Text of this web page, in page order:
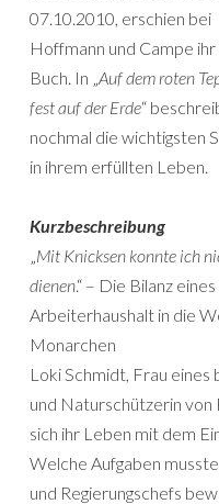
07.10.2010, erschien bei
Hoffmann und Campe
Buch. In „Auf dem roten
fest auf der Erde“
nochmal die wichtigsten
in ihrem erfüllten Leben.
Kurzbeschreibung
„Mit Knicksen konnte ich
dienen.“ – Die Bilanz
Arbeiterhaushalt in die
Monarchen
Loki Schmidt, Frau
und Naturschützerin von
sich ihr Leben mit dem
Welche Aufgaben
und Regierungschefs